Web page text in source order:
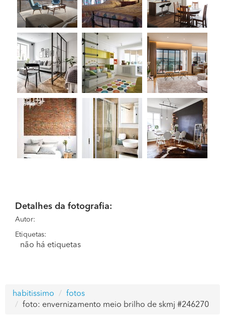
Detalhes da fotografia:
Autor:
Etiquetas:
não há etiquetas
habitissimo
fotos
foto: envernizamento meio brilho de skmj #246270